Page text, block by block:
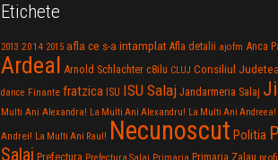
Etichete
2013 2014 2015 afla ce s-a intamplat Afla detalii ajofm Anca
Ardeal Arnold Schlachter c8ilu CLUJ Consiliul
dance Finante fratzica ISU ISU Salaj Jandarmeria Salaj
Multi Ani Alexandra! La Multi Ani Alexandru! La Multi Ani Andreea!
Andrei! La Multi Ani Raul! Necunoscut Politia
Salaj Prefectura Primaria Zalau profi